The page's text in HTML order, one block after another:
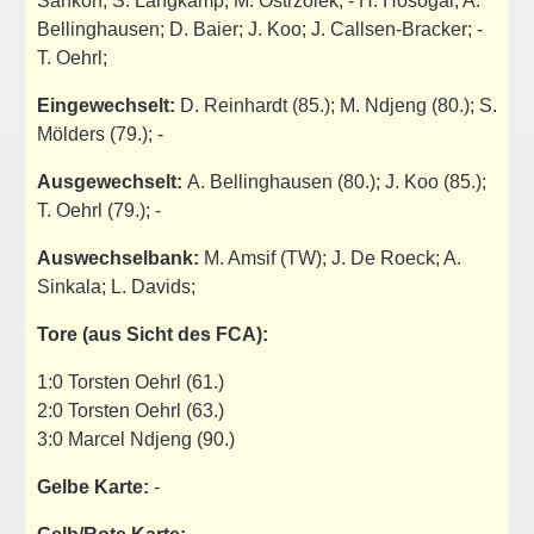
Bellinghausen; D. Baier; J. Koo; J. Callsen-Bracker; -
T. Oehrl;
Eingewechselt: D. Reinhardt (85.); M. Ndjeng (80.); S.
Mölders (79.); -
Ausgewechselt: A. Bellinghausen (80.); J. Koo (85.);
T. Oehrl (79.); -
Auswechselbank: M. Amsif (TW); J. De Roeck; A.
Sinkala; L. Davids;
Tore (aus Sicht des FCA):
1:0 Torsten Oehrl (61.)
2:0 Torsten Oehrl (63.)
3:0 Marcel Ndjeng (90.)
Gelbe Karte: -